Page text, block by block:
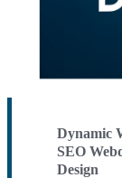
Dynamic
SEO
Design